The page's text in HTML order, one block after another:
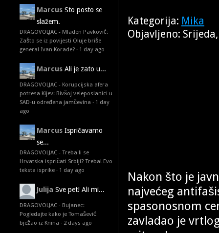
Marcus Sto posto se
slažem.
DRAGOVOLJAC - Mladen Pavković:
Zašto se iz povijesti Oluje briše
general Ivan Korade? · 1 day ago
Marcus Ali je zato u...
DRAGOVOLJAC - Korupcijska afera
potresa Kijev: Bivšoj veleposlanici u
SAD-u određena jamčevina · 1 day
ago
Marcus Ispričavamo
se...
DRAGOVOLJAC - Treba li se
Hrvatska ispričati Srbiji? Treba! Evo
teksta isprike · 1 day ago
Julija Sve pet! Ali mi...
DRAGOVOLJAC - Bujanec:
Pogledajte kako je Tomašević
bježao iz Knina · 2 days ago
Kategorija: Mika
Objavljeno:
Nakon što je
najvećeg
spasonosnom
zavladao je